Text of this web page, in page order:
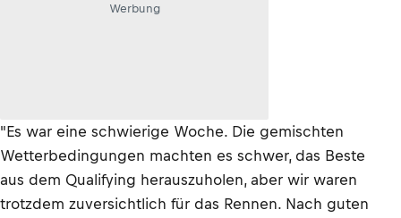
Werbung
"Es war eine schwierige Woche. Die gemischten
Wetterbedingungen machten es schwer, das Beste
aus dem Qualifying herauszuholen, aber wir waren
trotzdem zuversichtlich für das Rennen. Nach guten